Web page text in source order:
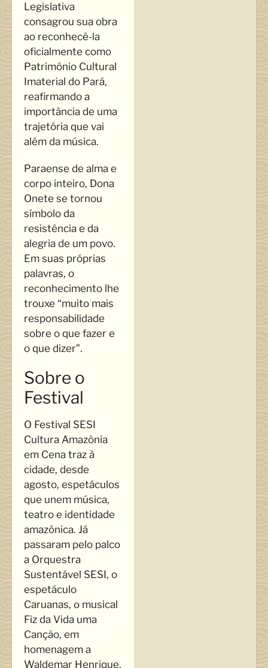
Legislativa
consagrou sua obra
ao reconhecê-la
oficialmente como
Patrimônio Cultural
Imaterial do Pará,
reafirmando a
importância de uma
trajetória que vai
além da música.
Paraense de alma e
corpo inteiro, Dona
Onete se tornou
símbolo da
resistência e da
alegria de um povo.
Em suas próprias
palavras, o
reconhecimento lhe
trouxe “muito mais
responsabilidade
sobre o que fazer e
o que dizer”.
Sobre o
Festival
O Festival SESI
Cultura Amazônia
em Cena traz à
cidade, desde
agosto, espetáculos
que unem música,
teatro e identidade
amazônica. Já
passaram pelo palco
a Orquestra
Sustentável SESI, o
espetáculo
Caruanas, o musical
Fiz da Vida uma
Canção, em
homenagem a
Waldemar Henrique,